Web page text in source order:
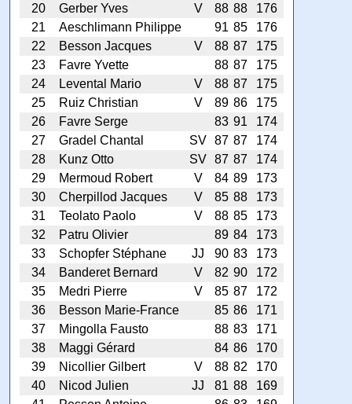
20
Gerber Yves V 88 88
176
21
Aeschlimann Philippe 91 85
176
22
Besson Jacques V 88 87
175
23
Favre Yvette 88 87
175
24
Levental Mario V 88 87
175
25
Ruiz Christian V 89 86
175
26
Favre Serge 83 91
174
27
Gradel Chantal SV 87 87
174
28
Kunz Otto SV 87 87
174
29
Mermoud Robert V 84 89
173
30
Cherpillod Jacques V 85 88
173
31
Teolato Paolo V 88 85
173
32
Patru Olivier 89 84
173
33
Schopfer Stéphane JJ 90 83
173
34
Banderet Bernard V 82 90
172
35
Medri Pierre V 85 87
172
36
Besson Marie-France 85 86
171
37
Mingolla Fausto 88 83
171
38
Maggi Gérard 84 86
170
39
Nicollier Gilbert V 88 82
170
40
Nicod Julien JJ 81 88
169